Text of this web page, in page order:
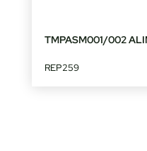
TMPASM001/002
REP259